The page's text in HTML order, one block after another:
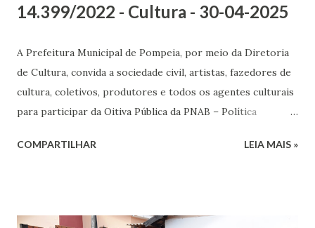
14.399/2022 - Cultura - 30-04-2025
A Prefeitura Municipal de Pompeia, por meio da Diretoria
de Cultura, convida a sociedade civil, artistas, fazedores de
cultura, coletivos, produtores e todos os agentes culturais
para participar da Oitiva Pública da PNAB – Política
14.399/2022. Data: 08/05/2025 Horário: 18h30 Local:
COMPARTILHAR LEIA MAIS »